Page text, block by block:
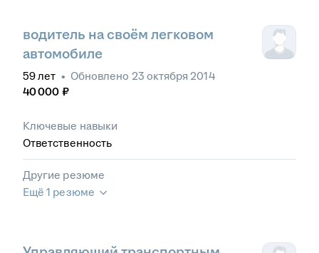
водитель на своём легковом
автомобиле
59лет • Обновлено 23 октября 2014
40 000 ₽
Ключевые навыки
Ответственность
Другие резюме
Ещё 1 резюме